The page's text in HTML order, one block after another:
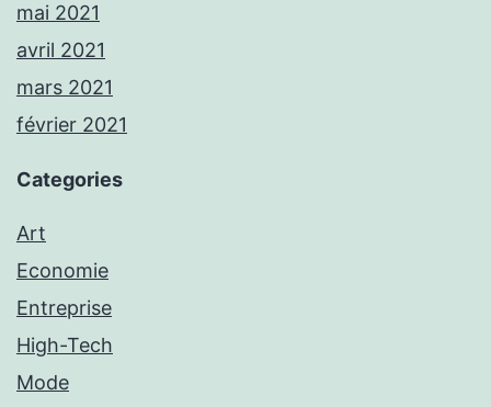
mai 2021
avril 2021
mars 2021
février 2021
Categories
Art
Economie
Entreprise
High-Tech
Mode